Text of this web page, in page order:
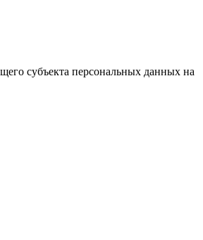
субъекта персональных данных на